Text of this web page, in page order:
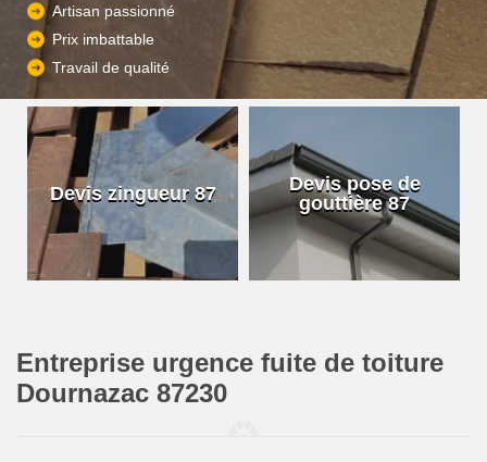
Artisan passionné
Prix imbattable
Travail de qualité
Devis zingueur 87
Devis pose de
gouttière 87
Entreprise urgence fuite de toiture
Dournazac 87230